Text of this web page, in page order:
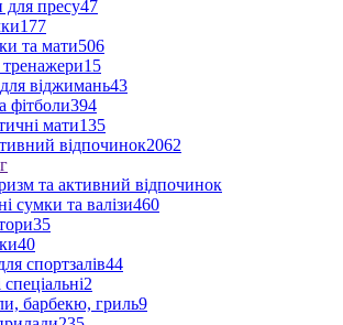
для пресу47
177
та мати506
15
віджимань43
фітболи394
мати135
відпочинок2062
та активний відпочинок
сумки та валізи460
35
40
спортзалів44
спеціальні2
барбекю, гриль9